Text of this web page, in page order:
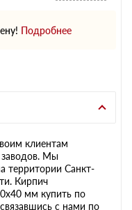
Подробнее
клиентам
Мы
территории Санкт-
Кирпич
мм купить по
с нами по